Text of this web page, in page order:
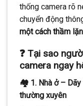
thống camera rõ
chuyển động
một cách thầm
❓ Tại sao
camera ngay
🏘️ 1. Nhà ở –
thường xuyên